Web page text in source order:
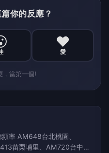
你的反應？
❤️
愛
，當第一個!
率 AM648台北桃園、
苗栗埔里、AM720台中彰